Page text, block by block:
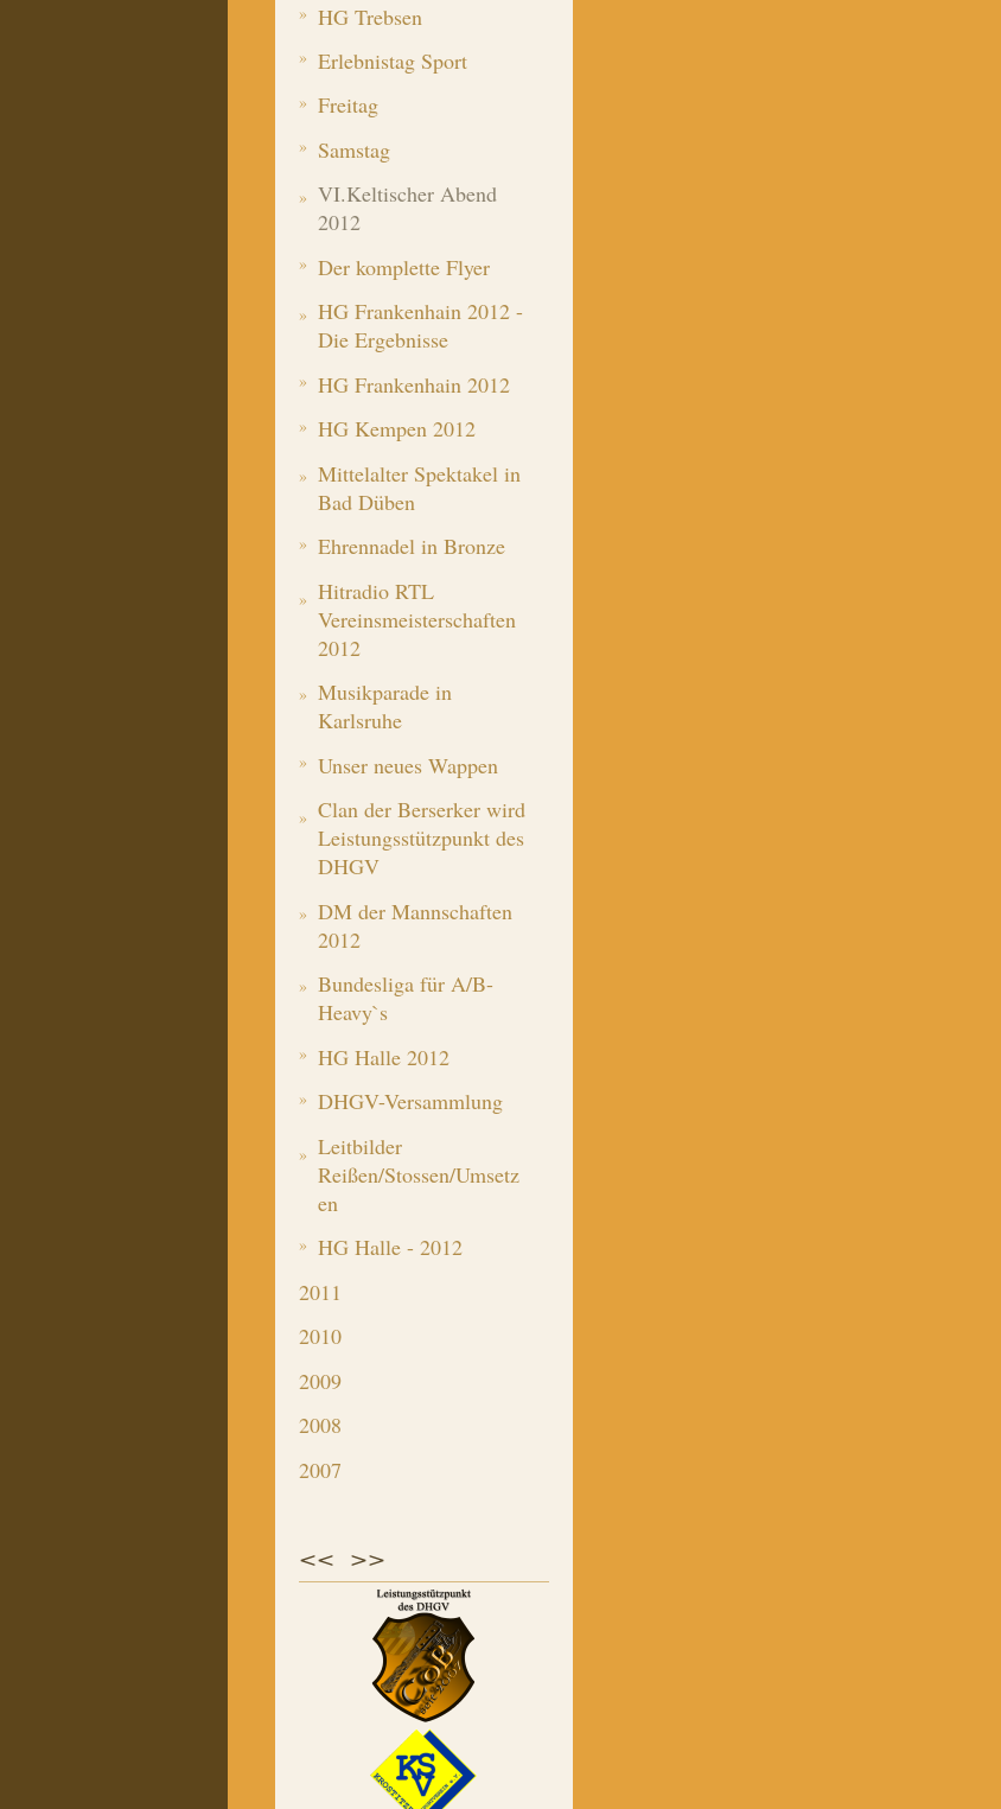
HG Trebsen
Erlebnistag Sport
Freitag
Samstag
VI.Keltischer Abend
2012
Der komplette Flyer
HG Frankenhain 2012 -
Die Ergebnisse
HG Frankenhain 2012
HG Kempen 2012
Mittelalter Spektakel in
Bad Düben
Ehrennadel in Bronze
Hitradio RTL
Vereinsmeisterschaften
2012
Musikparade in
Karlsruhe
Unser neues Wappen
Clan der Berserker wird
Leistungsstützpunkt des
DHGV
DM der Mannschaften
2012
Bundesliga für A/B-
Heavy`s
HG Halle 2012
DHGV-Versammlung
Leitbilder
Reißen/Stossen/Umsetz
en
HG Halle - 2012
2011
2010
2009
2008
2007
<< >>